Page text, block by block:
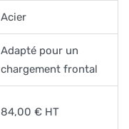
Acier
Adapté pour un
chargement frontal
84,00 € HT